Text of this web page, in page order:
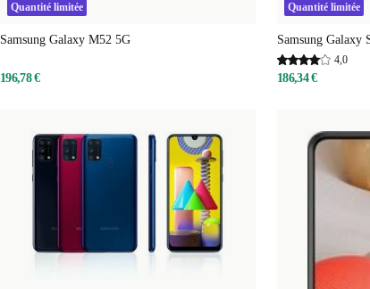
Quantité limitée
Samsung Galaxy M52 5G
196,78 €
Quantité limitée
Samsung Galaxy
4,0
186,34 €